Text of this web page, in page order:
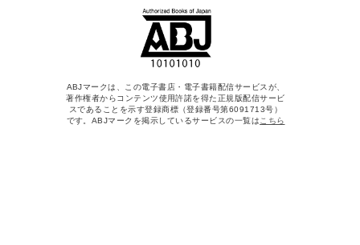
ABJマークは、この電子書店・電子書籍配信サービスが、
著作権者からコンテンツ使用許諾を得た正規版配信サービ
スであることを示す登録商標（登録番号第6091713号）
です。ABJマークを掲示しているサービスの一覧は こちら